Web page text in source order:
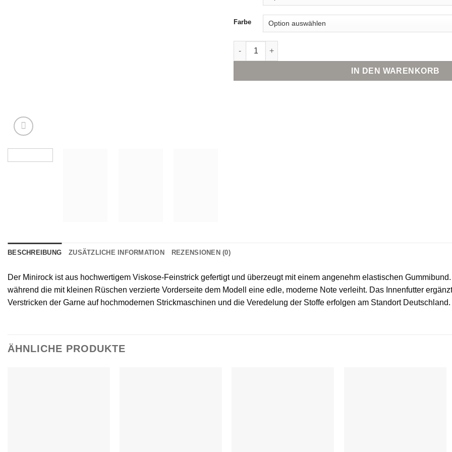
Farbe
Marc Cain Collections Minirock aus Feinstrick mit Rüschen
IN DEN WARENKORB
BESCHREIBUNG ZUSÄTZLICHE INFORMATION REZENSIONEN (0)
Der Minirock ist aus hochwertigem Viskose-Feinstrick gefertigt und überzeugt mit einem angenehm elastischen
während die mit kleinen Rüschen verzierte Vorderseite dem Modell eine edle, moderne Note verleiht. Das Innenfutter
Verstricken der Garne auf hochmodernen Strickmaschinen und die Veredelung der Stoffe erfolgen am Standort Deutschland.
ÄHNLICHE PRODUKTE